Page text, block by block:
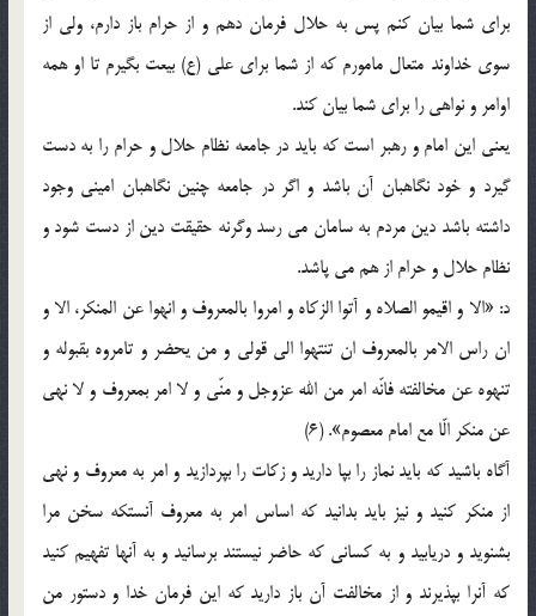
براي شما بيان كنم پس به حلال فرمان دهم و از حرام باز دارم، ولي از
سوي خداوند متعال مامورم كه از شما براي علي (ع) بيعت بگيرم تا او همه
اوامر و نواهي را براي شما بيان كند.
يعني اين امام و رهبر است كه بايد در جامعه نظام حلال و حرام را به دست
گيرد و خود نگاهبان آن باشد و اگر در جامعه چنين نگاهبان اميني وجود
داشته باشد دين مردم به سامان مي رسد وگرنه حقيقت دين از دست شود و
نظام حلال و حرام از هم مي پاشد.
د: «الا و اقيمو الصلاه و آتوا الزكاه و امروا بالمعروف و انهوا عن المنكر، الا و
ان راس الامر بالمعروف ان تنتهوا الي قولي و من يحضر و تامروه بقبوله و
تنهوه عن مخالفته فانّه امر من الله عزوجل و منّي و لا امر بمعروف و لا نهي
عن منكر الّا مع امام معصوم». (6)
آگاه باشيد كه بايد نماز را بپا داريد و زكات را بپردازيد و امر به معروف و نهي
از منكر كنيد و نيز بايد بدانيد كه اساس امر به معروف آنستكه سخن مرا
بشنويد و دريابيد و به كساني كه حاضر نيستند برسانيد و به آنها تفهيم كنيد
كه آنرا بپذيرند و از مخالفت آن باز داريد كه اين فرمان خدا و دستور من